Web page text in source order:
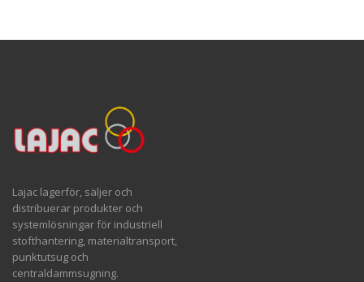
Lajac lagerför, säljer och
distribuerar produkter och
systemlösningar för industriell
stofthantering, materialtransport,
punktutsug och
centraldammsugning.